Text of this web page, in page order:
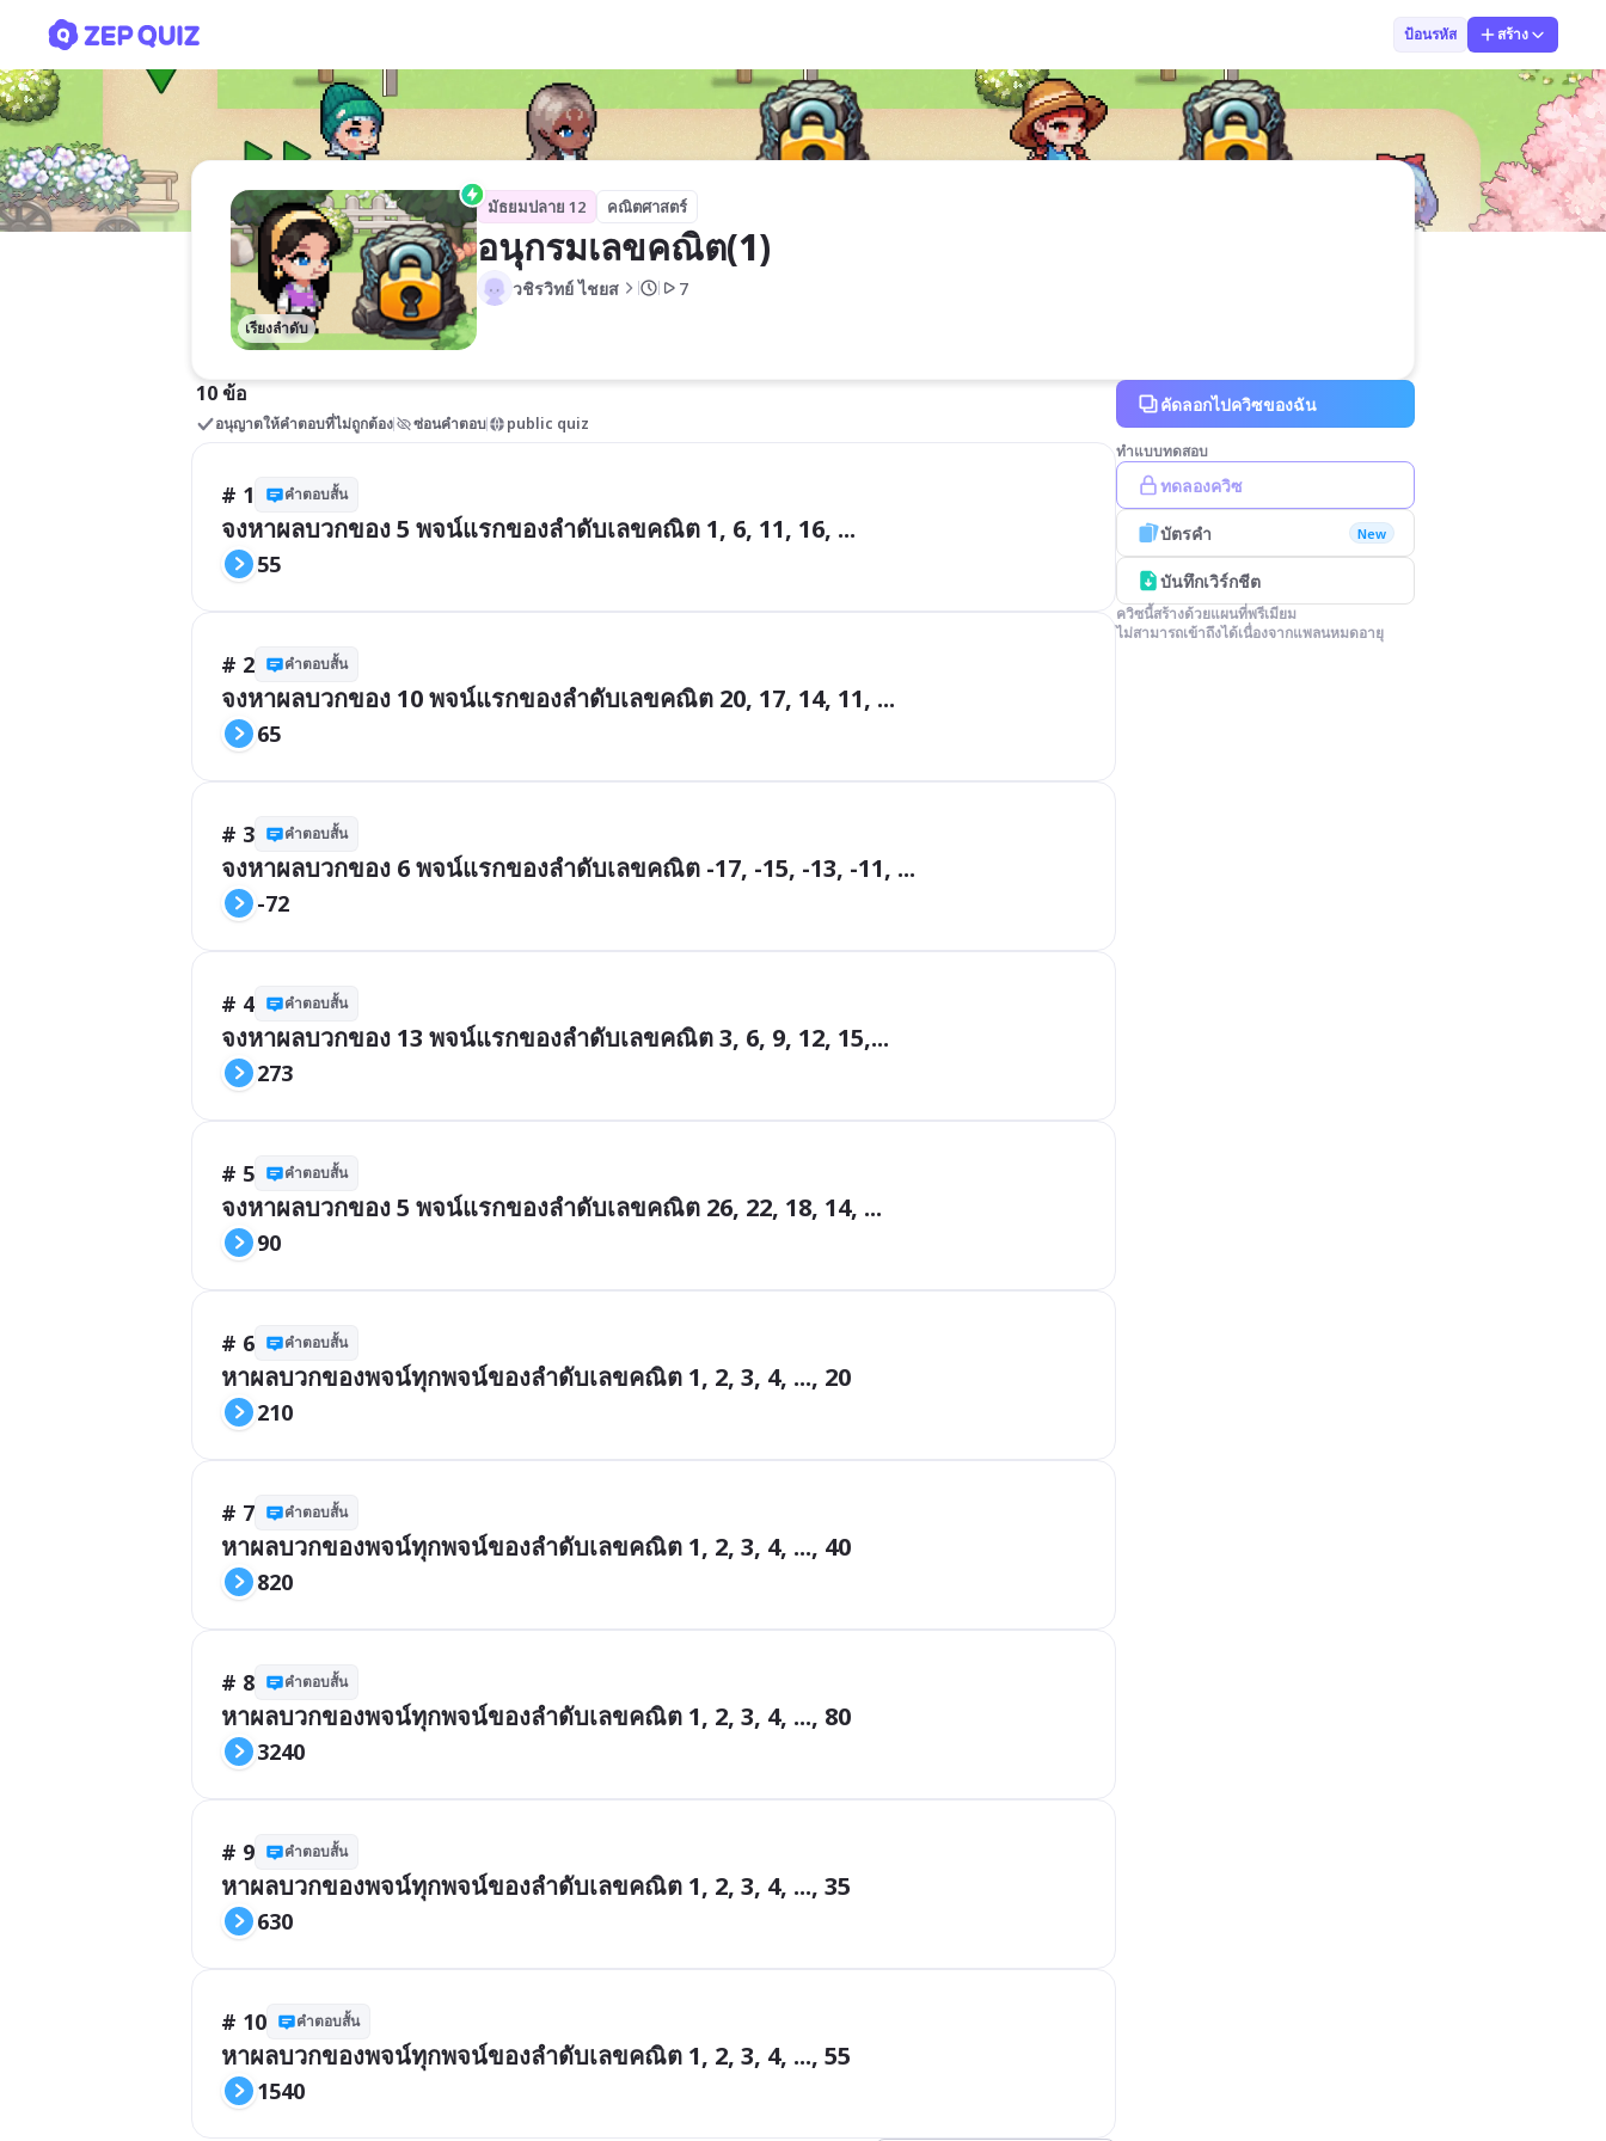
ป้อนรหัส สร้าง
เรียงลำดับ
มัธยมปลาย 12 คณิตศาสตร์
อนุกรมเลขคณิต(1)
วชิรวิทย์ ไชยส 7
10 ข้อ
อนุญาตให้คำตอบที่ไม่ถูกต้อง ซ่อนคำตอบ public quiz
# 1 คำตอบสั้น
จงหาผลบวกของ 5 พจน์แรกของลำดับเลขคณิต 1, 6, 11, 16, ...
55
# 2 คำตอบสั้น
จงหาผลบวกของ 10 พจน์แรกของลำดับเลขคณิต 20, 17, 14, 11, ...
65
# 3 คำตอบสั้น
จงหาผลบวกของ 6 พจน์แรกของลำดับเลขคณิต -17, -15, -13, -11, ...
-72
# 4 คำตอบสั้น
จงหาผลบวกของ 13 พจน์แรกของลำดับเลขคณิต 3, 6, 9, 12, 15,...
273
# 5 คำตอบสั้น
จงหาผลบวกของ 5 พจน์แรกของลำดับเลขคณิต 26, 22, 18, 14, ...
90
# 6 คำตอบสั้น
หาผลบวกของพจน์ทุกพจน์ของลำดับเลขคณิต 1, 2, 3, 4, ..., 20
210
# 7 คำตอบสั้น
หาผลบวกของพจน์ทุกพจน์ของลำดับเลขคณิต 1, 2, 3, 4, ..., 40
820
# 8 คำตอบสั้น
หาผลบวกของพจน์ทุกพจน์ของลำดับเลขคณิต 1, 2, 3, 4, ..., 80
3240
# 9 คำตอบสั้น
หาผลบวกของพจน์ทุกพจน์ของลำดับเลขคณิต 1, 2, 3, 4, ..., 35
630
# 10 คำตอบสั้น
หาผลบวกของพจน์ทุกพจน์ของลำดับเลขคณิต 1, 2, 3, 4, ..., 55
1540
คัดลอกไปควิซของฉัน
ทำแบบทดสอบ
ทดลองควิซ
บัตรคำ New
บันทึกเวิร์กชีต
ควิซนี้สร้างด้วยแผนที่พรีเมียม
ไม่สามารถเข้าถึงได้เนื่องจากแพลนหมดอายุ